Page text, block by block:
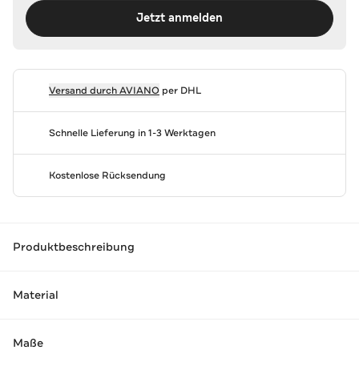
Jetzt anmelden
Versand durchAVIANOper DHL
Schnelle Lieferung in 1-3 Werktagen
Kostenlose Rücksendung
Produktbeschreibung
Material
Maße